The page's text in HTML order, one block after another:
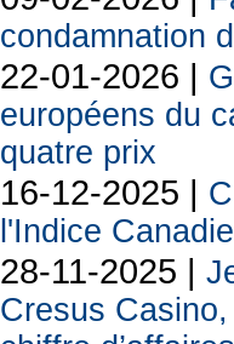
condamnation
22-01-2026 |
européens du
quatre prix
16-12-2025 |
l'Indice
28-11-2025 |
Cresus